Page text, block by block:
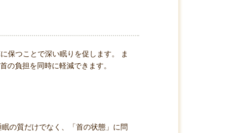
保つことで深い眠りを促します。 ま
の負担を同時に軽減できます。
の質だけでなく、「首の状態」に問